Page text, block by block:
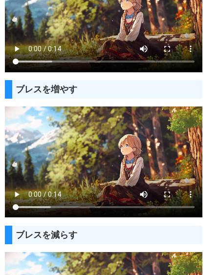
ブレスを増やす
ブレスを減らす